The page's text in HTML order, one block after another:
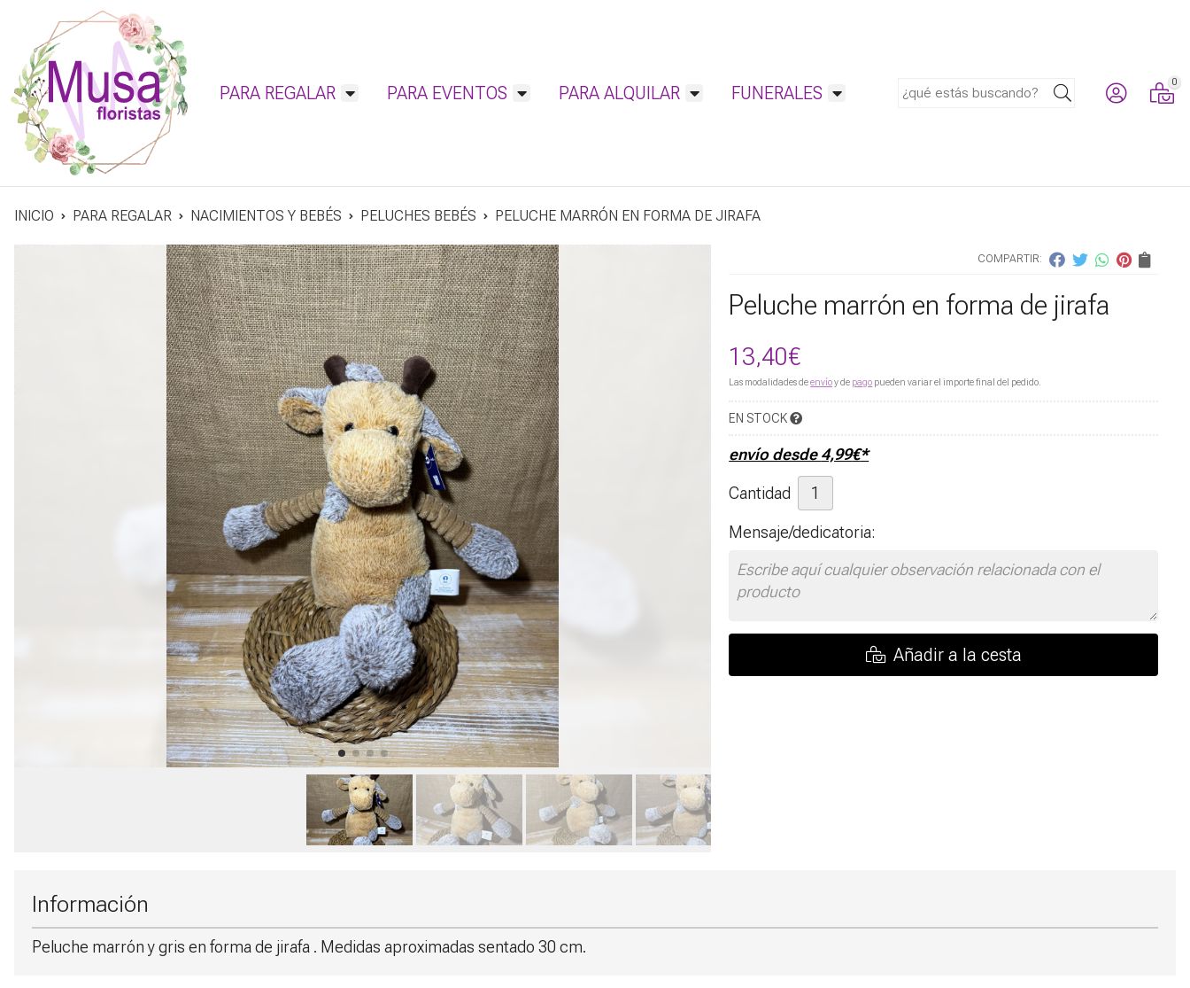
PARA REGALAR PARA EVENTOS PARA ALQUILAR FUNERALES Buscar 0
INICIO PARA REGALAR NACIMIENTOS Y BEBÉS PELUCHES BEBÉS PELUCHE MARRÓN EN FORMA DE JIRAFA
COMPARTIR:
Peluche marrón en forma de jirafa
13,40€
Las modalidades deenvíoy de pago pueden variar el importe final del pedido.
EN STOCK
envío desde4,99€*
Cantidad
Mensaje/dedicatoria:
Añadir a la cesta
Información
Peluche marrón y gris en forma de jirafa . Medidas aproximadas sentado 30 cm.